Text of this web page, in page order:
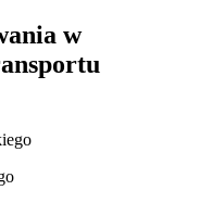
w